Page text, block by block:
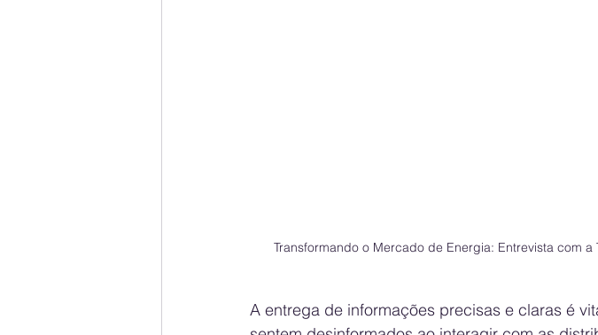
Transformando o Mercado de Energia: Entrevista com
A entrega de informações precisas e claras é